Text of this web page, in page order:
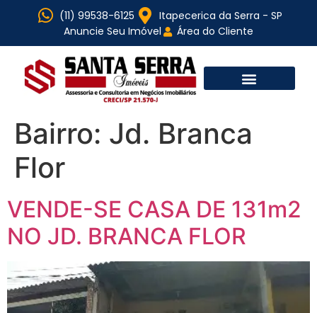
(11) 99538-6125
Itapecerica da Serra - SP
Anuncie Seu Imóvel
Área do Cliente
Bairro: Jd. Branca
Flor
VENDE-SE CASA DE 131m2
NO JD. BRANCA FLOR